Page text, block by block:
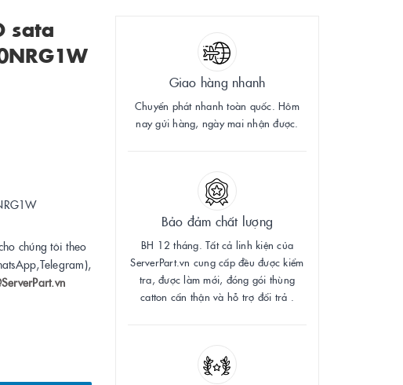
sata
chúng tôi theo
Giao hàng nhanh
Chuyển phát nhanh toàn quốc. Hôm
nay gửi hàng, ngày mai nhận được.
Bảo đảm chất lượng
BH 12 tháng. Tất cả linh kiện của
ServerPart.vn cung cấp đều được kiểm
tra, được làm mới, đóng gói thùng
catton cẩn thận và hỗ trợ đổi trả .